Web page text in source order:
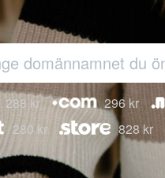
288 kr 296 kr
280 kr
828 kr